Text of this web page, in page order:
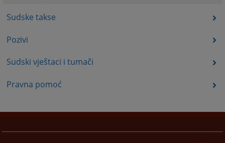
Sudske takse
Pozivi
Sudski vještaci i tumači
Pravna pomoć